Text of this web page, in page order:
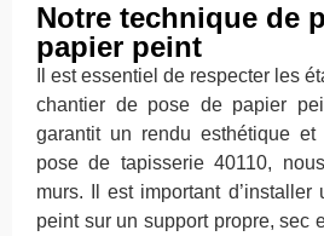
Notre technique de
papier peint
Il est essentiel de respecter les
chantier de pose de papier
garantit un rendu esthétique et
pose de tapisserie 40110,
murs. Il est important d’installer
peint sur un support propre, sec